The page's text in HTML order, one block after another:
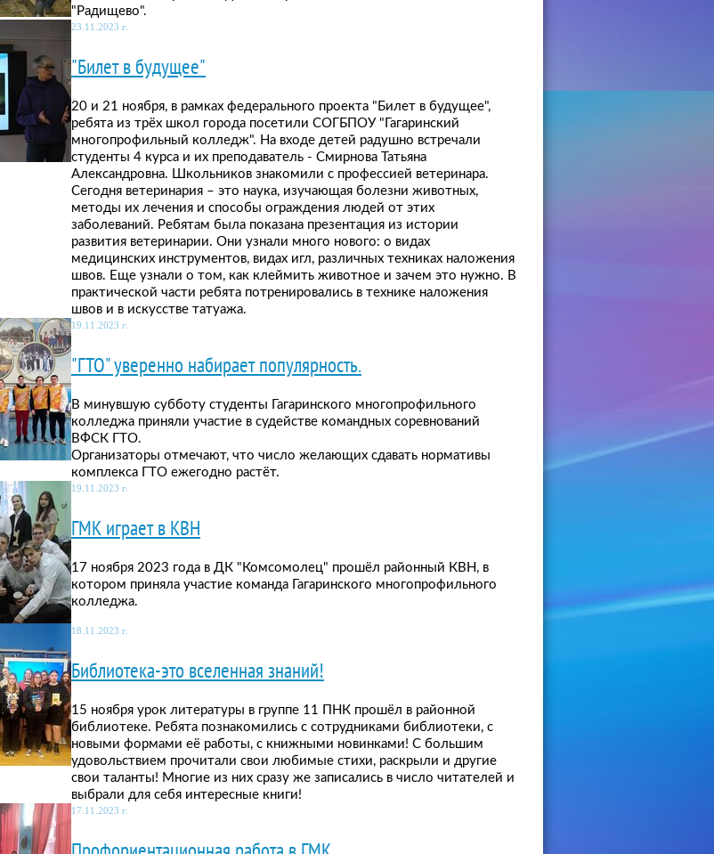
"Радищево".
23.11.2023 г.
"Билет в будущее"
20 и 21 ноября, в рамках федерального проекта "Билет в будущее",
ребята из трёх школ города посетили СОГБПОУ "Гагаринский
многопрофильный колледж". На входе детей радушно встречали
студенты 4 курса и их преподаватель - Смирнова Татьяна
Александровна. Школьников знакомили с профессией ветеринара.
Сегодня ветеринария – это наука, изучающая болезни животных,
методы их лечения и способы ограждения людей от этих
заболеваний. Ребятам была показана презентация из истории
развития ветеринарии. Они узнали много нового: о видах
медицинских инструментов, видах игл, различных техниках наложения
швов. Еще узнали о том, как клеймить животное и зачем это нужно. В
практической части ребята потренировались в технике наложения
швов и в искусстве татуажа.
19.11.2023 г.
"ГТО" уверенно набирает популярность.
В минувшую субботу студенты Гагаринского многопрофильного
колледжа приняли участие в судействе командных соревнований
ВФСК ГТО.
Организаторы отмечают, что число желающих сдавать нормативы
комплекса ГТО ежегодно растёт.
19.11.2023 г.
ГМК играет в КВН
17 ноября 2023 года в ДК "Комсомолец" прошёл районный КВН, в
котором приняла участие команда Гагаринского многопрофильного
колледжа.
18.11.2023 г.
Библиотека-это вселенная знаний!
15 ноября урок литературы в группе 11 ПНК прошёл в районной
библиотеке. Ребята познакомились с сотрудниками библиотеки, с
новыми формами её работы, с книжными новинками! С большим
удовольствием прочитали свои любимые стихи, раскрыли и другие
свои таланты! Многие из них сразу же записались в число читателей и
выбрали для себя интересные книги!
17.11.2023 г.